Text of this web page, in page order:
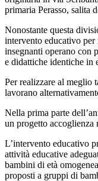
primaria Perasso, salita
Nonostante questa
intervento educativo
insegnanti operano con
e didattiche identiche in
Per realizzare al meglio
lavorano
Nella prima parte
un progetto
L’intervento educativo
attività educative
bambini di età
proposti a gruppi di